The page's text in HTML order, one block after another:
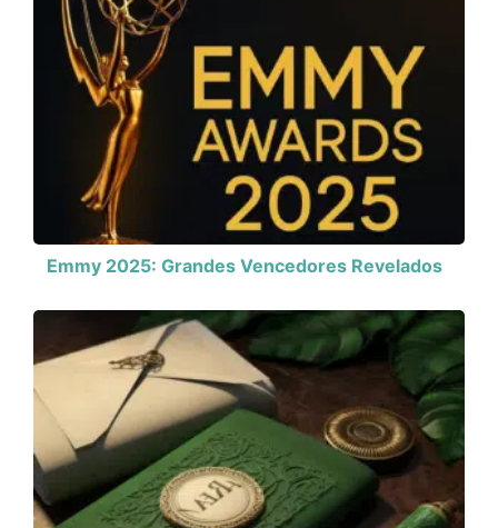
Emmy 2025: Grandes Vencedores Revelados